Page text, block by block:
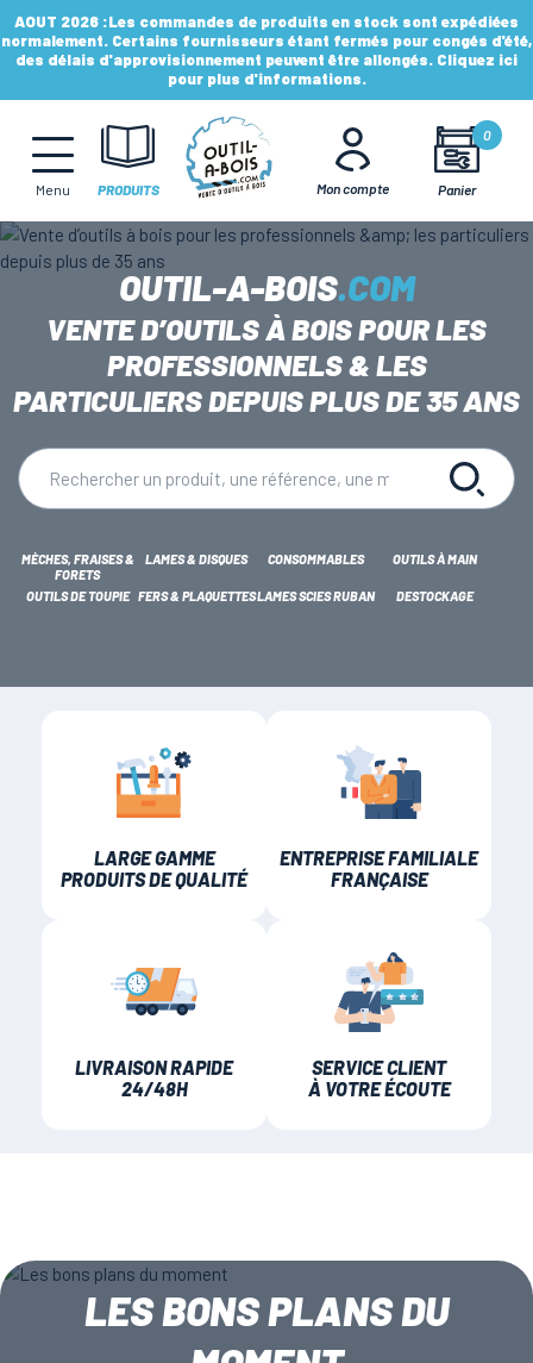
AOUT 2026 :Les commandes de produits en stock sont expédiées
normalement. Certains fournisseurs étant fermés pour congés d'été,
des délais d'approvisionnement peuvent être allongés. Cliquez ici
pour plus d'informations.
Menu PRODUITS Mon compte Panier
0
MÈCHES, FRAISES & FORETS
LAMES & DISQUES
LAMES SCIES RUBAN
OUTIL-A-BOIS.COM
VENTE D’OUTILS À BOIS POUR LES
PROFESSIONNELS & LES
PARTICULIERS DEPUIS PLUS DE 35 ANS
MÈCHES, FRAISES &
FORETS
LAMES & DISQUES CONSOMMABLES OUTILS À MAIN
OUTILS DE TOUPIE FERS & PLAQUETTESLAMES SCIES RUBAN DESTOCKAGE
LARGE GAMME
PRODUITS DE QUALITÉ
ENTREPRISE FAMILIALE
FRANÇAISE
LIVRAISON RAPIDE
24/48H
SERVICE CLIENT
À VOTRE ÉCOUTE
LES BONS PLANS DU